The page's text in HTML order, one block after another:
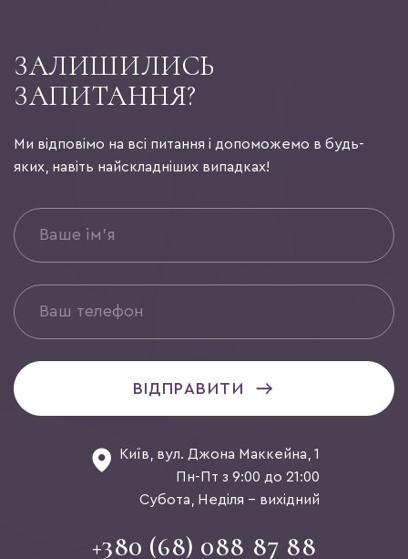
ЗАЛИШИЛИСЬ
ЗАПИТАННЯ?
Ми відповімо на всі питання і допоможемо в будь-
яких, навіть найскладніших випадках!
ВІДПРАВИТИ
Київ, вул. Джона Маккейна, 1
Пн-Пт з 9:00 до 21:00
Субота, Неділя - вихідний
+380 (68) 088 87 88